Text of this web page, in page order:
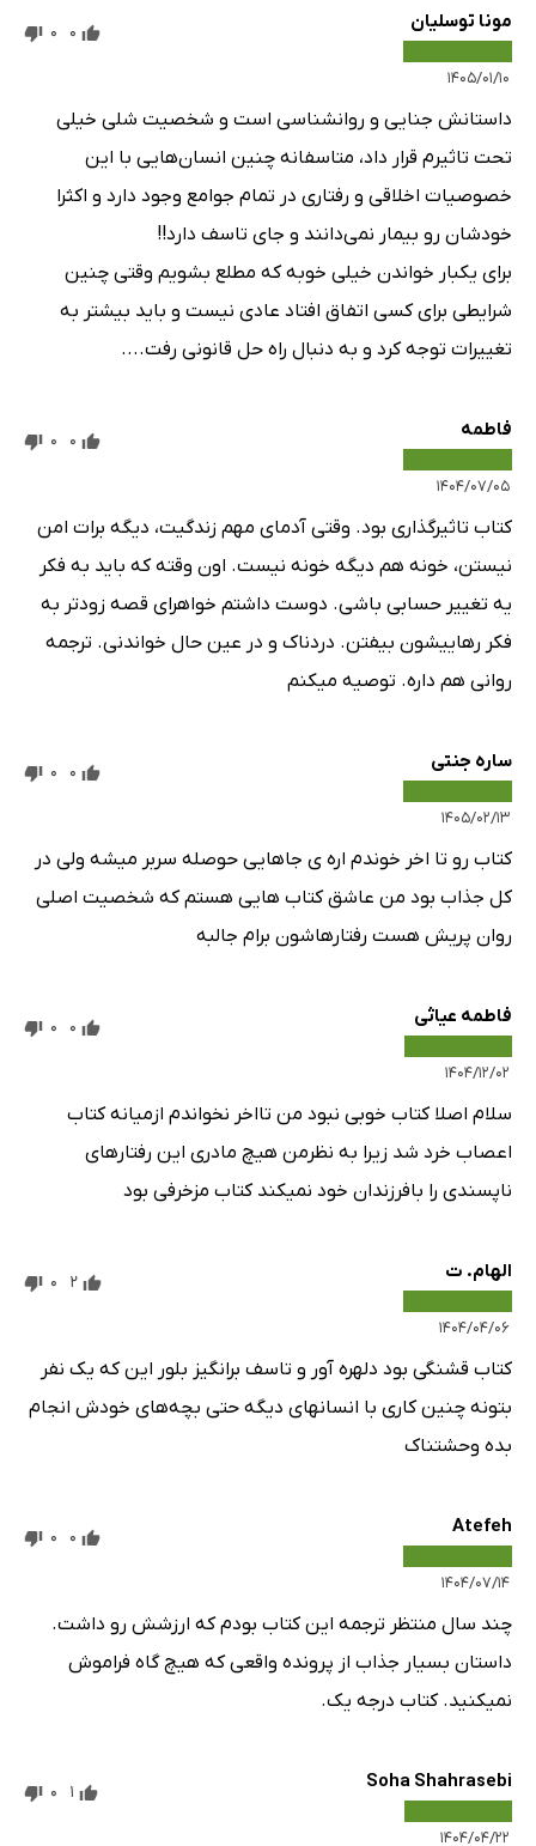
مونا توسلیان
۱۴۰۵/۰۱/۱۰
0
0
داستانش جنایی و روانشناسی است و شخصیت شلی خیلی
تحت تاثیرم قرار داد، متاسفانه چنین انسان‌هایی با این
خصوصیات اخلاقی و رفتاری در تمام جوامع وجود دارد و اکثرا
خودشان رو بیمار نمی‌دانند و جای تاسف دارد!!
برای یکبار خواندن خیلی خوبه که مطلع بشویم وقتی چنین
شرایطی برای کسی اتفاق افتاد عادی نیست و باید بیشتر به
تغییرات توجه کرد و به دنبال راه حل قانونی رفت....
فاطمه
۱۴۰۴/۰۷/۰۵
0
0
کتاب تاثیرگذاری بود. وقتی آدمای مهم زندگیت، دیگه برات امن
نیستن، خونه هم دیگه خونه نیست. اون وقته که باید به فکر
یه تغییر حسابی باشی. دوست داشتم خواهرای قصه زودتر به
فکر رهاییشون بیفتن. دردناک و در عین حال خواندنی. ترجمه
روانی هم داره. توصیه میکنم
ساره جنتی
۱۴۰۵/۰۲/۱۳
0
0
کتاب رو تا اخر خوندم اره ی جاهایی حوصله سربر میشه ولی در
کل جذاب بود من عاشق کتاب هایی هستم که شخصیت اصلی
روان پریش هست رفتارهاشون برام جالبه
فاطمه عیاثی
۱۴۰۴/۱۲/۰۲
0
0
سلام اصلا کتاب خوبی نبود من تااخر نخواندم ازمیانه کتاب
اعصاب خرد شد زیرا به نظرمن هیچ مادری این رفتارهای
ناپسندی را بافرزندان خود نمیکند کتاب مزخرفی بود
الهام. ت
۱۴۰۴/۰۴/۰۶
2
0
کتاب قشنگی بود دلهره آور و تاسف برانگیز بلور این که یک نفر
بتونه چنین کاری با انسانها‌ی دیگه حتی بچه‌های خودش انجام
بده وحشتناک
Atefeh
۱۴۰۴/۰۷/۱۴
0
0
چند سال منتظر ترجمه این کتاب بودم که ارزشش رو داشت.
داستان بسیار جذاب از پرونده واقعی که هیچ گاه فراموش
نمیکنید. کتاب درجه یک.
Soha Shahrasebi
۱۴۰۴/۰۴/۲۲
1
0